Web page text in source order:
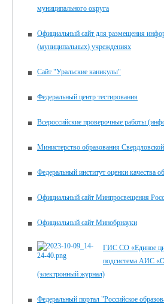
муниципального округа
Официальный сайт для размещения
(муниципальных) учреждениях
Сайт "Уральские каникулы"
Федеральный центр тестирования
Всероссийские проверочные работы
Министерство образования
Федеральный институт оценки качества
Официальный сайт Минпросвещения
Официальный сайт Минобрнауки
ГИС СО «Единое
подсистема АИС
(электронный журнал)
Федеральный портал "Российское